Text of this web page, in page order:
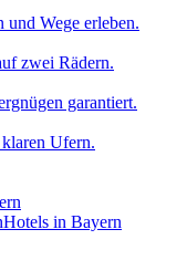
und Wege erleben.
zwei Rädern.
garantiert.
Ufern.
Hotels in Bayern